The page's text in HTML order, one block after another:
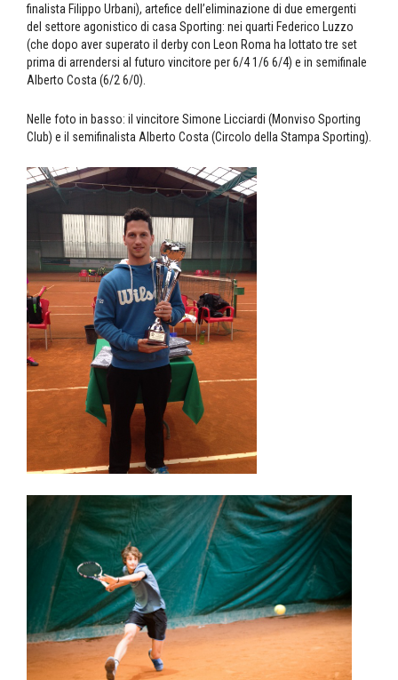
finalista Filippo Urbani), artefice dell’eliminazione di due emergenti
del settore agonistico di casa Sporting: nei quarti Federico Luzzo
(che dopo aver superato il derby con Leon Roma ha lottato tre set
prima di arrendersi al futuro vincitore per 6/4 1/6 6/4) e in semifinale
Alberto Costa (6/2 6/0).
Nelle foto in basso: il vincitore Simone Licciardi (Monviso Sporting
Club) e il semifinalista Alberto Costa (Circolo della Stampa Sporting).